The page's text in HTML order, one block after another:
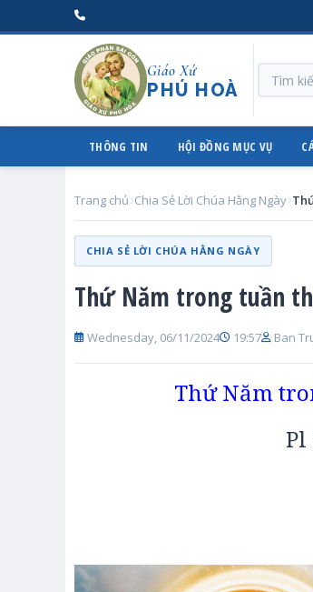
Giáo Xứ
PHÚ HOÀ
THÔNG TIN HỘI ĐỒNG MỤC VỤ
Trang chủ Chia Sẻ Lời Chúa Hằng Ngày
CHIA SẺ LỜI CHÚA HẰNG NGÀY
Thứ Năm trong tuần
Wednesday, 06/11/2024 19:57 Ban
Thứ Năm
Pl